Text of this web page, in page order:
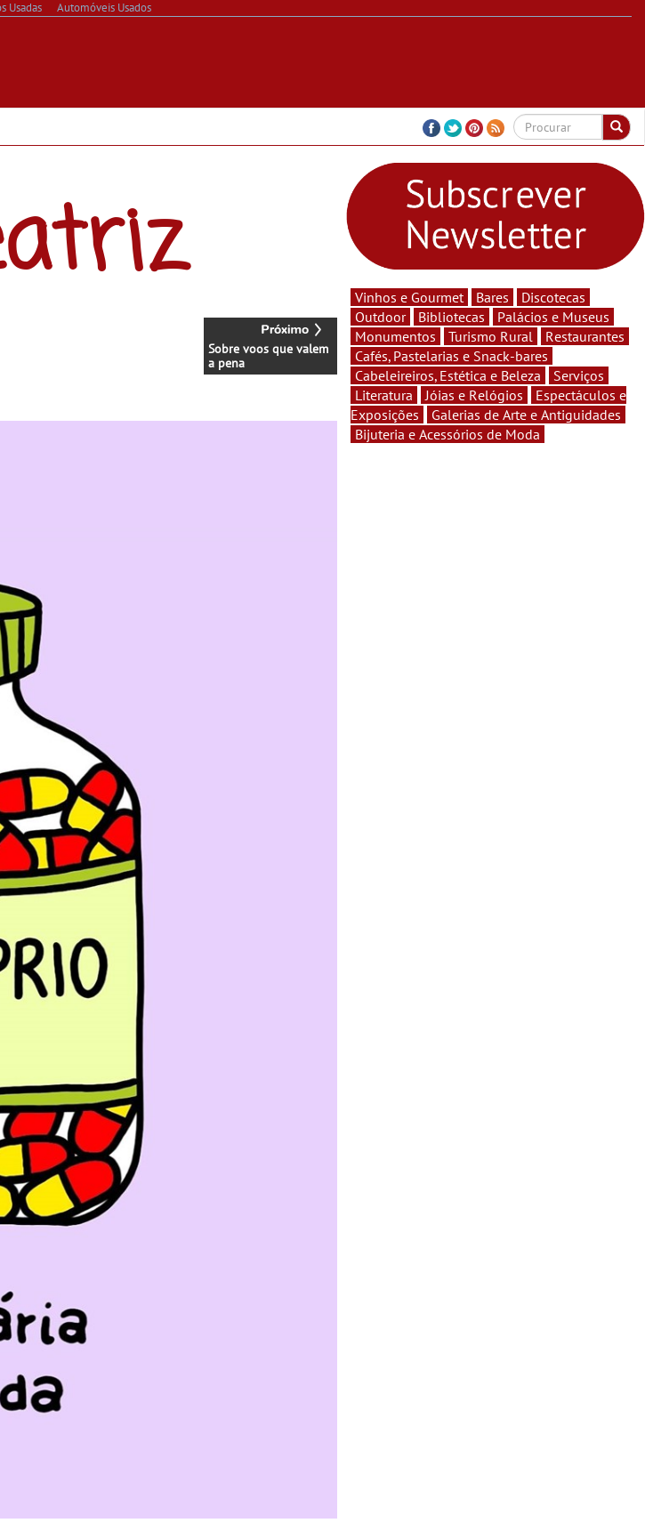
Usadas Automóveis Usados
Sobre voos que valem
a pena
Vinhos e Gourmet Bares
Discotecas
Outdoor
Bibliotecas
Palácios e Museus
Monumentos
Turismo Rural
Restaurantes
Cafés, Pastelarias e Snack-bares
Cabeleireiros, Estética e Beleza
Serviços
Literatura
Jóias e Relógios
Espectáculos e
Exposições
Galerias de Arte e Antiguidades
Bijuteria e Acessórios de Moda